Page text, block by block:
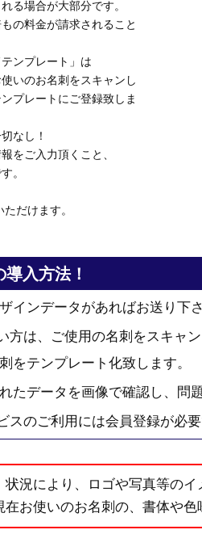
る場合が大部分です。
の料金が請求されること
ンプレート」は
いのお名刺をスキャンし
プレートにご登録致しま
なし！
をご入力頂くこと、
。
だけます。
入方法！
インデータがあればお送り下さ
方は、ご使用の名刺をスキャ
をテンプレート化致します。
たデータを画像で確認し、問
のご利用には会員登録が必要
状況により、ロゴや写真等のイ
在お使いのお名刺の、書体や色